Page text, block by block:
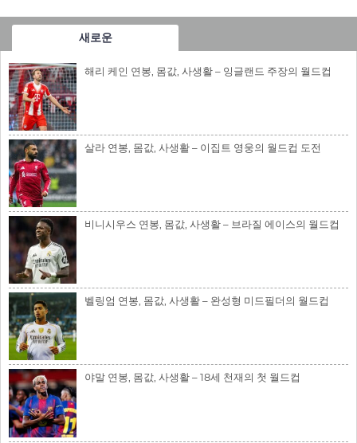
새로운
해리 케인 연봉, 몸값, 사생활 – 잉글랜드 주장의 월드컵
살라 연봉, 몸값, 사생활 – 이집트 영웅의 월드컵 도전
비니시우스 연봉, 몸값, 사생활 – 브라질 에이스의 월드컵
벨링엄 연봉, 몸값, 사생활 – 완성형 미드필더의 월드컵
야말 연봉, 몸값, 사생활 – 18세 천재의 첫 월드컵